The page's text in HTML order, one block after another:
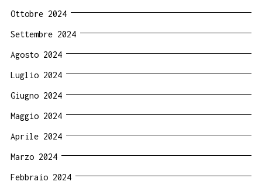
Ottobre 2024
Settembre 2024
Agosto 2024
Luglio 2024
Giugno 2024
Maggio 2024
Aprile 2024
Marzo 2024
Febbraio 2024